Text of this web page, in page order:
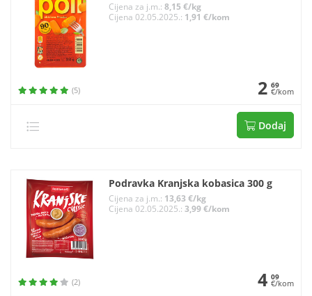
Cijena za j.m.: 8,15 €/kg
Cijena 02.05.2025.: 1,91 €/kom
(5) 2 69
€/kom
Dodaj
Podravka Kranjska kobasica 300 g
Cijena za j.m.: 13,63 €/kg
Cijena 02.05.2025.: 3,99 €/kom
(2) 4 09
€/kom